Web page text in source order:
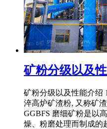
矿粉分级以及
矿粉分级以及性能介绍
淬高炉矿渣粉, 又称矿
GGBFS 磨细矿粉是以
燥、粉磨处理而制成的